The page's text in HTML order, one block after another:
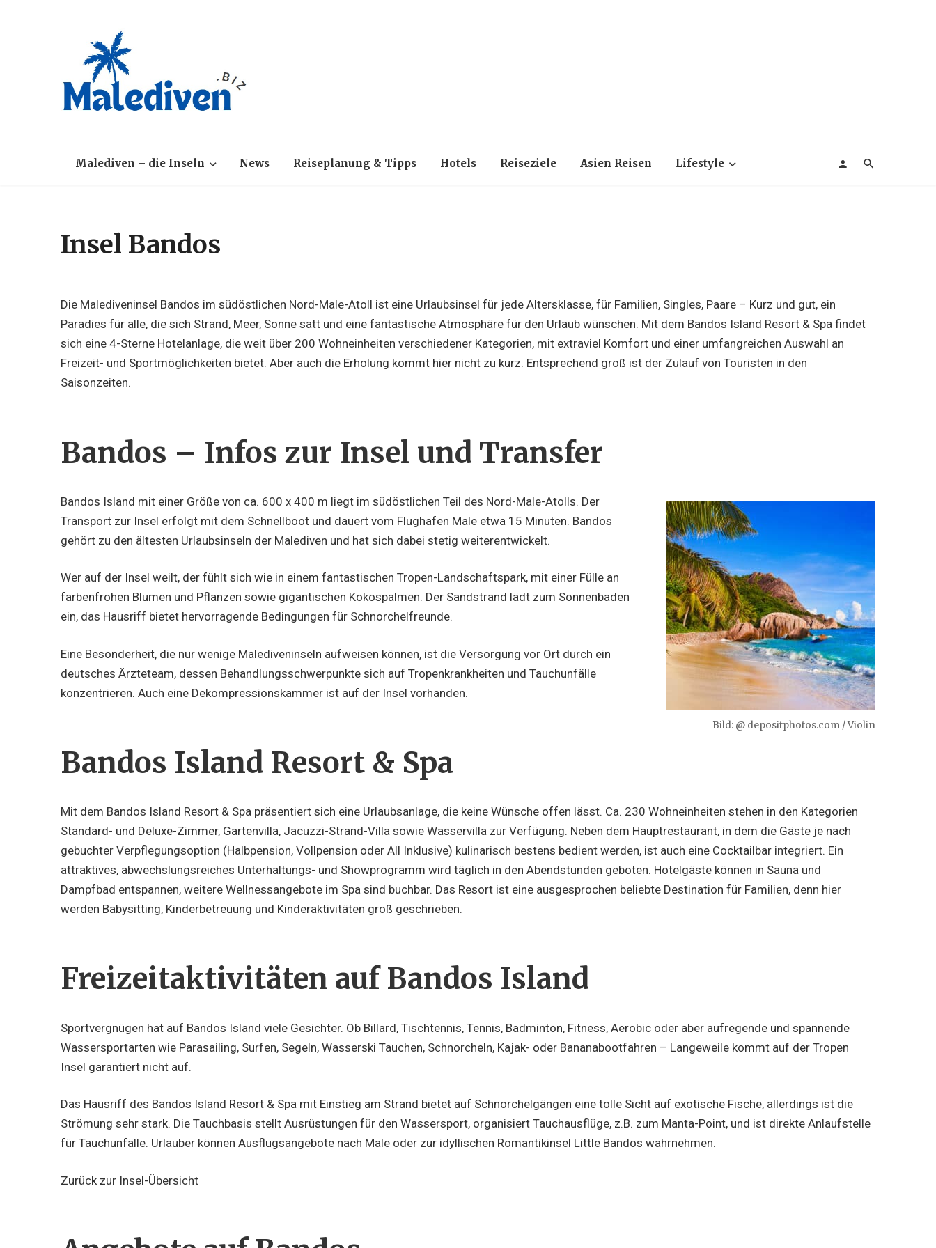
Malediven – die Inseln News Reiseplanung & Tipps Hotels Reiseziele Asien Reisen Lifestyle
Insel Bandos
Die Malediveninsel Bandos im südöstlichen Nord-Male-Atoll ist eine Urlaubsinsel für jede Altersklasse, für Familien, Singles, Paare – Kurz und gut, ein
Paradies für alle, die sich Strand, Meer, Sonne satt und eine fantastische Atmosphäre für den Urlaub wünschen. Mit dem Bandos Island Resort & Spa findet
sich eine 4-Sterne Hotelanlage, die weit über 200 Wohneinheiten verschiedener Kategorien, mit extraviel Komfort und einer umfangreichen Auswahl an
Freizeit- und Sportmöglichkeiten bietet. Aber auch die Erholung kommt hier nicht zu kurz. Entsprechend groß ist der Zulauf von Touristen in den
Saisonzeiten.
Bandos – Infos zur Insel und Transfer
Bild: @ depositphotos.com / Violin
Bandos Island mit einer Größe von ca. 600 x 400 m liegt im südöstlichen Teil des Nord-Male-Atolls. Der
Transport zur Insel erfolgt mit dem Schnellboot und dauert vom Flughafen Male etwa 15 Minuten. Bandos
gehört zu den ältesten Urlaubsinseln der Malediven und hat sich dabei stetig weiterentwickelt.
Wer auf der Insel weilt, der fühlt sich wie in einem fantastischen Tropen-Landschaftspark, mit einer Fülle an
farbenfrohen Blumen und Pflanzen sowie gigantischen Kokospalmen. Der Sandstrand lädt zum Sonnenbaden
ein, das Hausriff bietet hervorragende Bedingungen für Schnorchelfreunde.
Eine Besonderheit, die nur wenige Malediveninseln aufweisen können, ist die Versorgung vor Ort durch ein
deutsches Ärzteteam, dessen Behandlungsschwerpunkte sich auf Tropenkrankheiten und Tauchunfälle
konzentrieren. Auch eine Dekompressionskammer ist auf der Insel vorhanden.
Bandos Island Resort & Spa
Mit dem Bandos Island Resort & Spa präsentiert sich eine Urlaubsanlage, die keine Wünsche offen lässt. Ca. 230 Wohneinheiten stehen in den Kategorien
Standard- und Deluxe-Zimmer, Gartenvilla, Jacuzzi-Strand-Villa sowie Wasservilla zur Verfügung. Neben dem Hauptrestaurant, in dem die Gäste je nach
gebuchter Verpflegungsoption (Halbpension, Vollpension oder All Inklusive) kulinarisch bestens bedient werden, ist auch eine Cocktailbar integriert. Ein
attraktives, abwechslungsreiches Unterhaltungs- und Showprogramm wird täglich in den Abendstunden geboten. Hotelgäste können in Sauna und
Dampfbad entspannen, weitere Wellnessangebote im Spa sind buchbar. Das Resort ist eine ausgesprochen beliebte Destination für Familien, denn hier
werden Babysitting, Kinderbetreuung und Kinderaktivitäten groß geschrieben.
Freizeitaktivitäten auf Bandos Island
Sportvergnügen hat auf Bandos Island viele Gesichter. Ob Billard, Tischtennis, Tennis, Badminton, Fitness, Aerobic oder aber aufregende und spannende
Wassersportarten wie Parasailing, Surfen, Segeln, Wasserski Tauchen, Schnorcheln, Kajak- oder Bananabootfahren – Langeweile kommt auf der Tropen
Insel garantiert nicht auf.
Das Hausriff des Bandos Island Resort & Spa mit Einstieg am Strand bietet auf Schnorchelgängen eine tolle Sicht auf exotische Fische, allerdings ist die
Strömung sehr stark. Die Tauchbasis stellt Ausrüstungen für den Wassersport, organisiert Tauchausflüge, z.B. zum Manta-Point, und ist direkte Anlaufstelle
für Tauchunfälle. Urlauber können Ausflugsangebote nach Male oder zur idyllischen Romantikinsel Little Bandos wahrnehmen.
Zurück zur Insel-Übersicht